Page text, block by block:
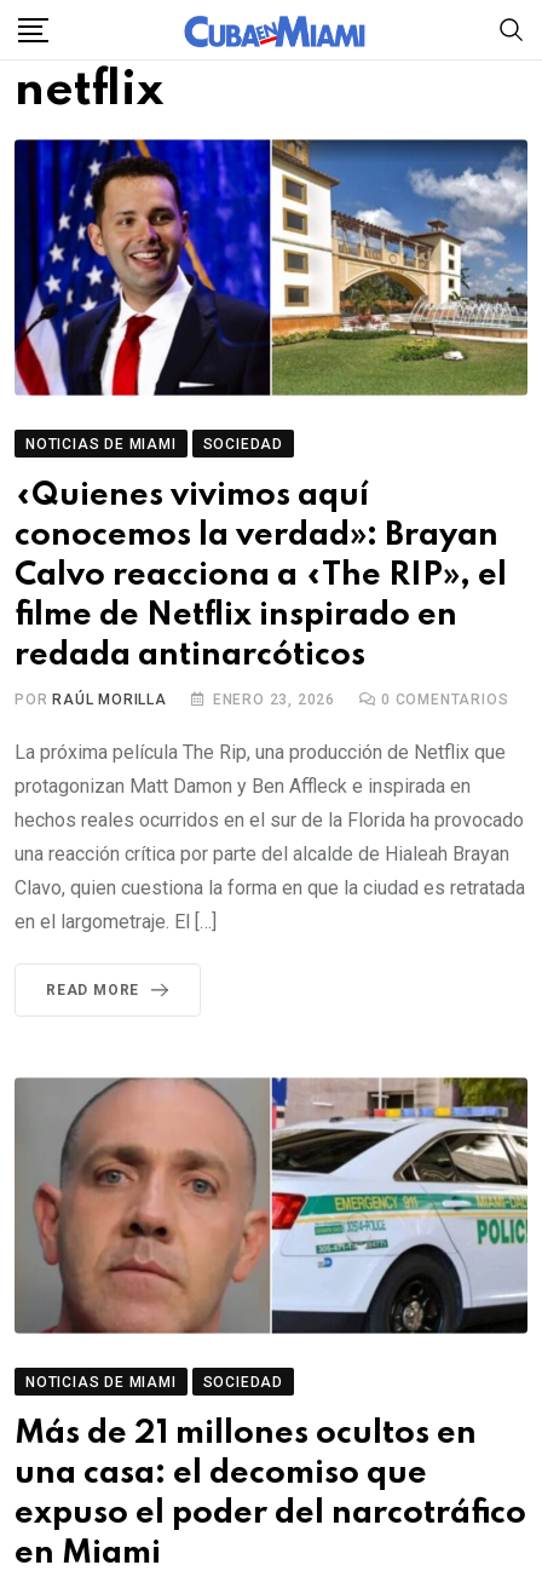
Skip
content
netflix
NOTICIAS DE MIAMI SOCIEDAD
«Quienes vivimos aquí
conocemos la verdad»: Brayan
Calvo reacciona a «The RIP», el
filme de Netflix inspirado en
redada antinarcóticos
POR RAÚL MORILLA ENERO 23, 2026 0 COMENTARIOS
La próxima película The Rip, una producción de Netflix que
protagonizan Matt Damon y Ben Affleck e inspirada en
hechos reales ocurridos en el sur de la Florida ha provocado
una reacción crítica por parte del alcalde de Hialeah Brayan
Clavo, quien cuestiona la forma en que la ciudad es retratada
en el largometraje. El […]
READ MORE
NOTICIAS DE MIAMI SOCIEDAD
Más de 21 millones ocultos en
una casa: el decomiso que
expuso el poder del narcotráfico
en Miami